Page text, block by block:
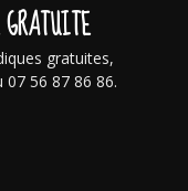
gratuites,
56 87 86 86.